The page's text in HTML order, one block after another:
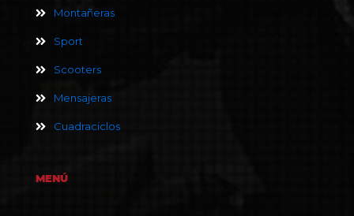
Montañeras
Sport
Scooters
Mensajeras
Cuadraciclos
MENÚ